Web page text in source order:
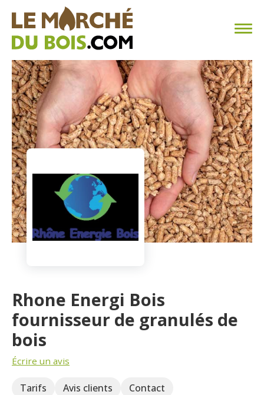
CHAUFFAGE AU BOIS
FAQ
CALCULER SA CONSOMMATION
TROUVER SON FOURNISSEUR
BLOG
ESPACE PRO
Rhone Energi Bois
fournisseur de granulés de
bois
Écrire un avis
Tarifs Avis clients Contact